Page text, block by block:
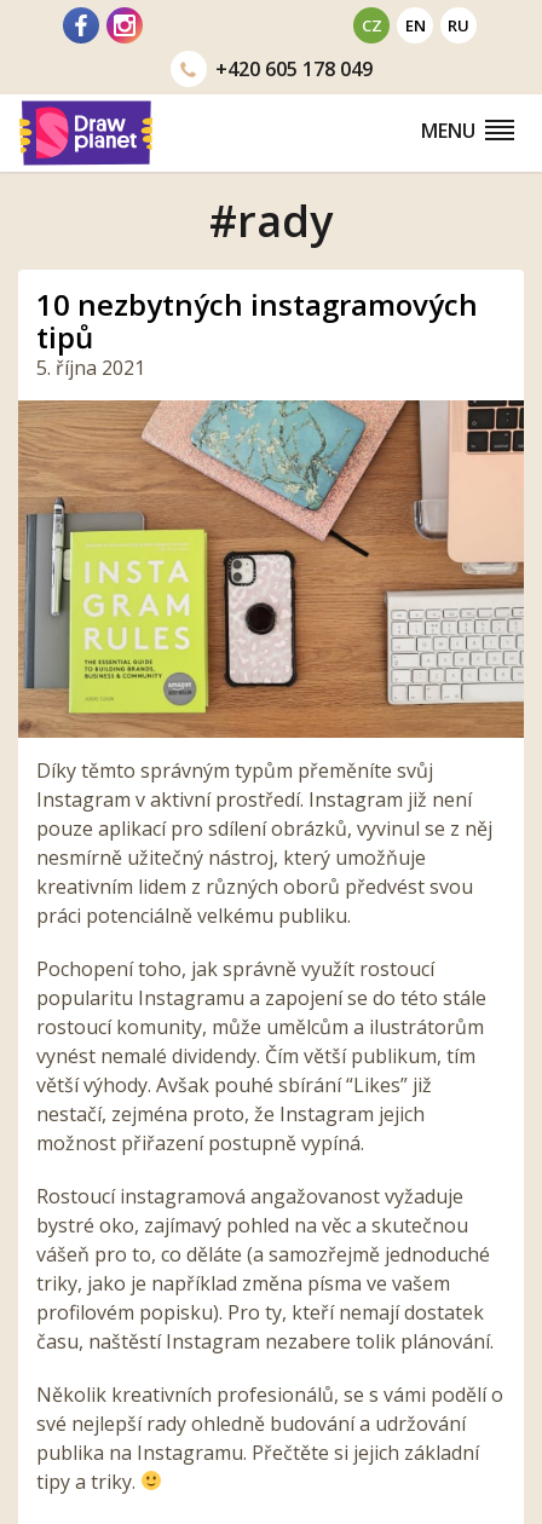
CZ EN RU
+420605 178 049
MENU
#rady
10 nezbytných instagramových
tipů
5. října 2021
Díky těmto správným typům přeměníte svůj
Instagram v aktivní prostředí. Instagram již není
pouze aplikací pro sdílení obrázků, vyvinul se z něj
nesmírně užitečný nástroj, který umožňuje
kreativním lidem z různých oborů předvést svou
práci potenciálně velkému publiku.
Pochopení toho, jak správně využít rostoucí
popularitu Instagramu a zapojení se do této stále
rostoucí komunity, může umělcům a ilustrátorům
vynést nemalé dividendy. Čím větší publikum, tím
větší výhody. Avšak pouhé sbírání “Likes” již
nestačí, zejména proto, že Instagram jejich
možnost přiřazení postupně vypíná.
Rostoucí instagramová angažovanost vyžaduje
bystré oko, zajímavý pohled na věc a skutečnou
vášeň pro to, co děláte (a samozřejmě jednoduché
triky, jako je například změna písma ve vašem
profilovém popisku). Pro ty, kteří nemají dostatek
času, naštěstí Instagram nezabere tolik plánování.
Několik kreativních profesionálů, se s vámi podělí o
své nejlepší rady ohledně budování a udržování
publika na Instagramu. Přečtěte si jejich základní
tipy a triky.